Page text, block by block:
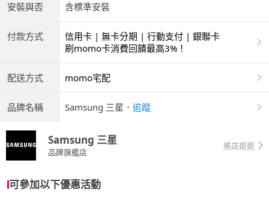
安裝與否 含標準安裝
付款方式
信用卡 | 無卡分期 | 行動支付 | 銀聯卡
刷momo卡消費回饋最高3%！
配送方式 momo宅配
品牌名稱 Samsung 三星 ． 追蹤
Samsung 三星
品牌旗艦店
進店逛逛
可參加以下優惠活動